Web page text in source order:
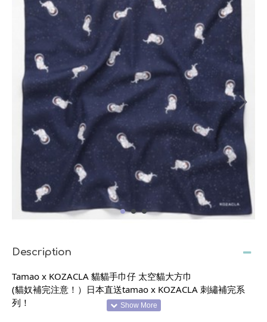
Description
Tamao x KOZACLA 貓貓手巾仔 太空貓大方巾
(貓奴補完注意！）日本直送tamao x KOZACLA 刺繡補完系
列！